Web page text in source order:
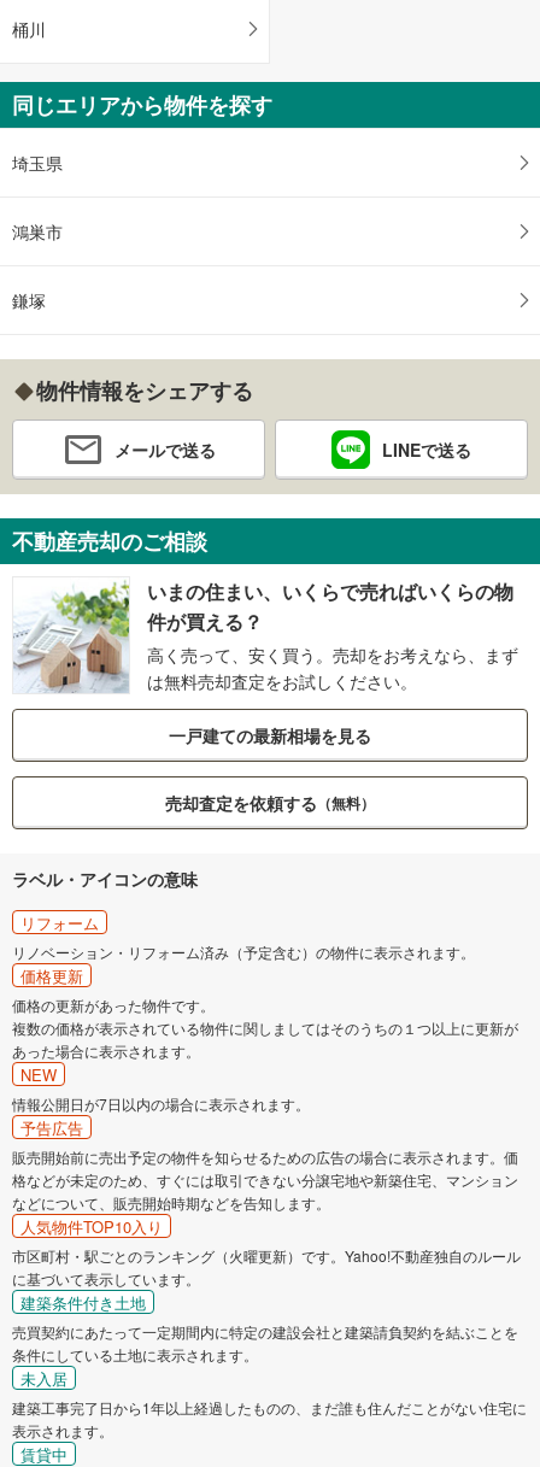
桶川
同じエリアから物件を探す
埼玉県
鴻巣市
鎌塚
物件情報をシェアする
メールで送る LINEで送る
不動産売却のご相談
いまの住まい、いくらで売ればいくらの物
件が買える？
高く売って、安く買う。売却をお考えなら、まず
は無料売却査定をお試しください。
一戸建ての最新相場を見る
売却査定を依頼する （無料）
ラベル・アイコンの意味
リフォーム
リノベーション・リフォーム済み（予定含む）の物件に表示されます。
価格更新
価格の更新があった物件です。
複数の価格が表示されている物件に関しましてはそのうちの１つ以上に更新が
あった場合に表示されます。
NEW
情報公開日が7日以内の場合に表示されます。
予告広告
販売開始前に売出予定の物件を知らせるための広告の場合に表示されます。価
格などが未定のため、すぐには取引できない分譲宅地や新築住宅、マンション
などについて、販売開始時期などを告知します。
人気物件TOP10入り
市区町村・駅ごとのランキング（火曜更新）です。Yahoo!不動産独自のルール
に基づいて表示しています。
建築条件付き土地
売買契約にあたって一定期間内に特定の建設会社と建築請負契約を結ぶことを
条件にしている土地に表示されます。
未入居
建築工事完了日から1年以上経過したものの、まだ誰も住んだことがない住宅に
表示されます。
賃貸中